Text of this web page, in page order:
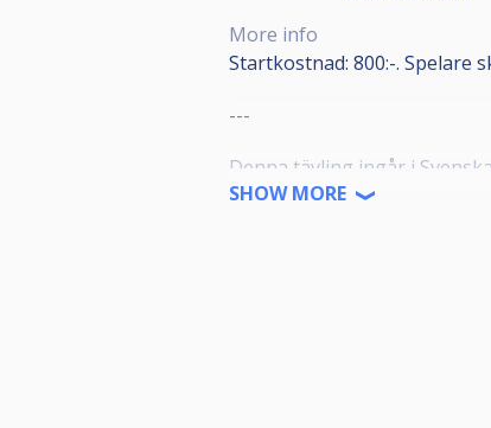
More info
Startkostnad: 800:-. Spelare
---
Denna tävling ingår i
SHOW MORE